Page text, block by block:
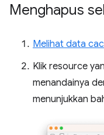
Menghapus
Melihat data
Klik resource
menandainya
menunjukkan